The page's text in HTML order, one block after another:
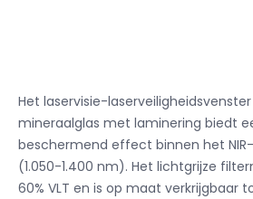
Het laservisie-laserveiligheidsvenster
mineraalglas met laminering biedt
beschermend effect binnen het
(1.050-1.400 nm). Het lichtgrijze
60% VLT en is op maat verkrijgbaar